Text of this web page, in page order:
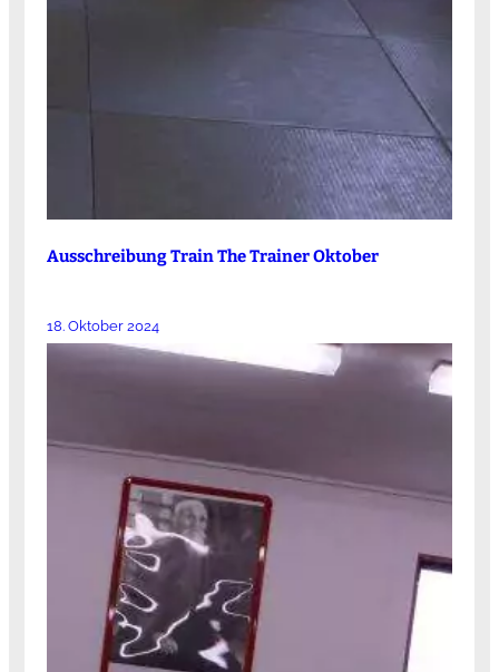
Ausschreibung Train The Trainer Oktober
18. Oktober 2024